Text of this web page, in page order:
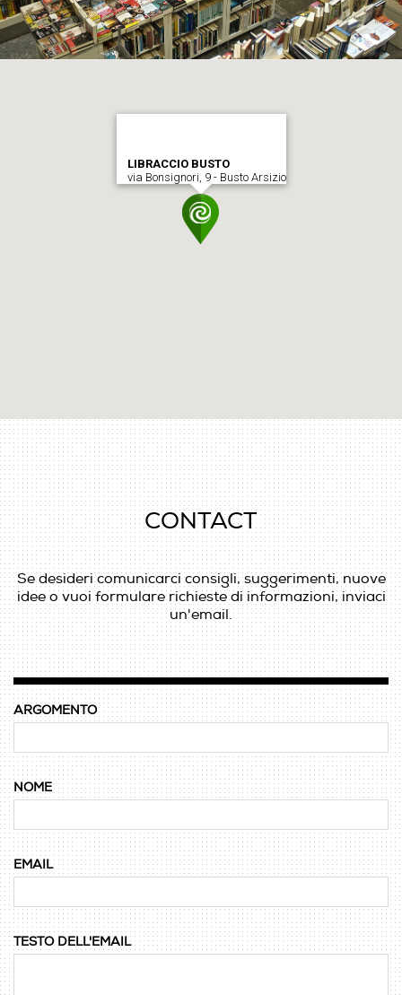
LIBRACCIO BUSTO
via Bonsignori, 9 - Busto Arsizio
CONTACT
Se desideri comunicarci consigli, suggerimenti, nuove
idee o vuoi formulare richieste di informazioni, inviaci
un'email.
ARGOMENTO
NOME
EMAIL
TESTO DELL'EMAIL